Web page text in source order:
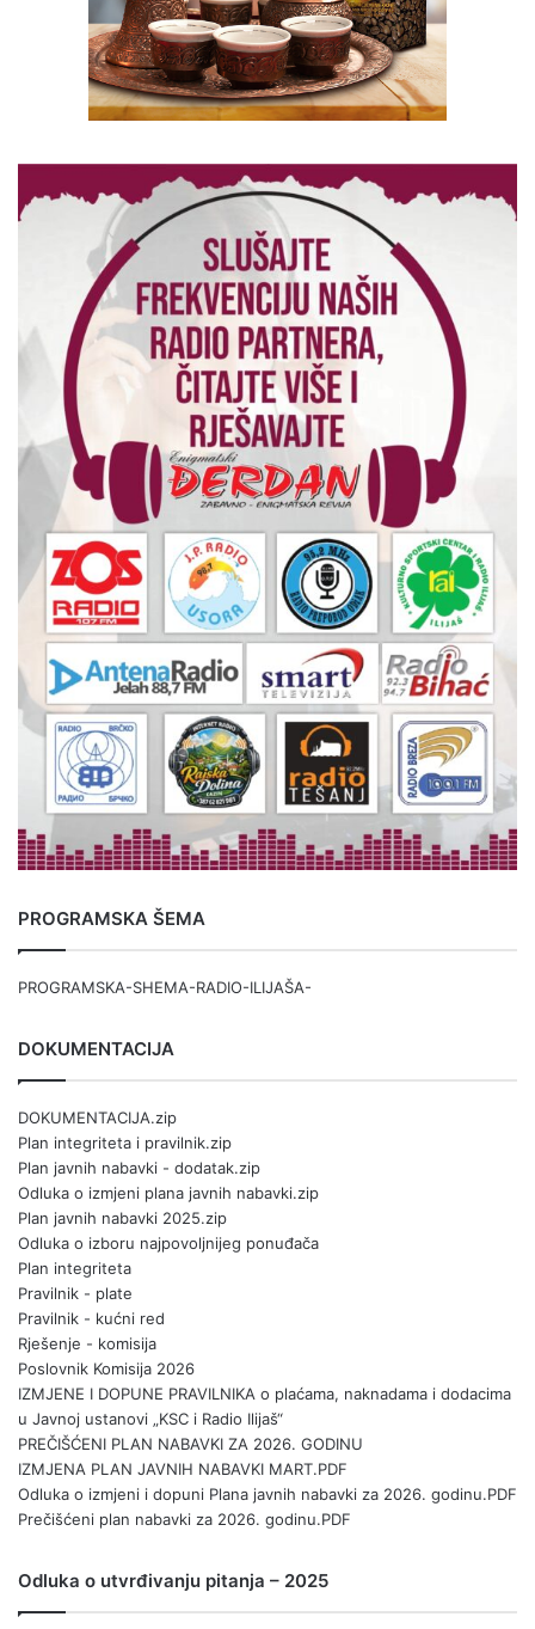
PROGRAMSKA ŠEMA
PROGRAMSKA-SHEMA-RADIO-ILIJAŠA-
DOKUMENTACIJA
DOKUMENTACIJA.zip
Plan integriteta i pravilnik.zip
Plan javnih nabavki - dodatak.zip
Odluka o izmjeni plana javnih nabavki.zip
Plan javnih nabavki 2025.zip
Odluka o izboru najpovoljnijeg ponuđača
Plan integriteta
Pravilnik - plate
Pravilnik - kućni red
Rješenje - komisija
Poslovnik Komisija 2026
IZMJENE I DOPUNE PRAVILNIKA o plaćama, naknadama i dodacima
u Javnoj ustanovi „KSC i Radio Ilijaš“
PREČIŠĆENI PLAN NABAVKI ZA 2026. GODINU
IZMJENA PLAN JAVNIH NABAVKI MART.PDF
Odluka o izmjeni i dopuni Plana javnih nabavki za 2026. godinu.PDF
Prečišćeni plan nabavki za 2026. godinu.PDF
Odluka o utvrđivanju pitanja – 2025